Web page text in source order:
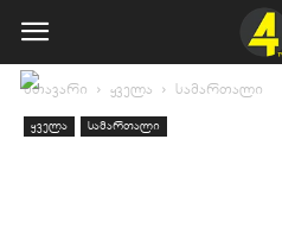
მთავარი ყველა სამართალი
ყველა სამართალი